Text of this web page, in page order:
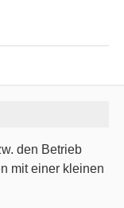
den Betrieb
mit einer kleinen